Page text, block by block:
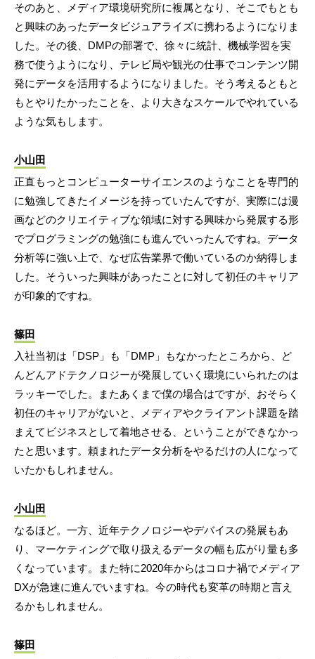
そのあと、メディア環境研究所に複属となり、そこでもとも
と興味のあったデータビジュアライズに携わるようになりま
した。その後、DMPの部署で、徐々に統計、機械学習を実
務で使うようになり、テレビ局や観光の仕事でコンテンツ開
発にデータを活用するようになりました。そう考えるともと
もとやりたかったことを、より大きなスケールでやれている
ような気もします。
小山田
正直もっとコンピューターサイエンスのようなことを専門的
に勉強してきたイメージを持っていたんですが、実際には漫
画などのクリエイティブな領域に対する興味から発展する形
でプログラミングの勉強にも進んでいったんですね。データ
分析等に強い上で、なぜ広告業界で働いているのか納得しま
した。そういった興味があったことに対して初任のキャリア
が印象的ですね。
篠田
入社当初は「DSP」も「DMP」もなかったところから、ど
んどんアドテクノロジーが発展していく環境にいられたのは
ラッキーでした。またあくまで僕の場合はですが、おそらく
初任のキャリアがないと、メディアやクライアント課題を踏
まえてビジネスとして着地させる、ということができなかっ
たと思います。頼まれたデータ分析をやるだけの人になって
いたかもしれません。
小山田
なるほど。一方、近年テクノロジーやデバイスの発展もあ
り、マーケティングで取り扱えるデータの幅も広がり量も多
くなっています。また特に2020年からはコロナ禍でメディア
DXが急速に進んでいますね。今の時代も変革の時期と言え
るかもしれません。
篠田